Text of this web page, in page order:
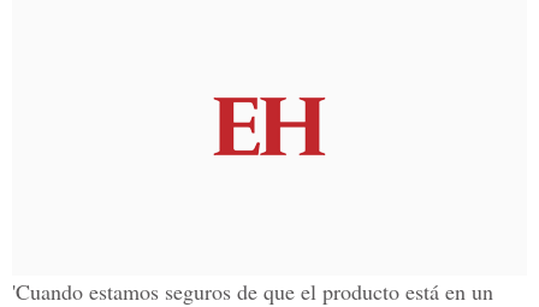
'Cuando estamos seguros de que el producto está en un